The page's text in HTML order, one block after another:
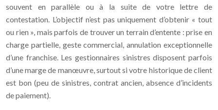
souvent en parallèle ou à la suite de votre lettre de
contestation. L’objectif n’est pas uniquement d’obtenir « tout
ou rien », mais parfois de trouver un terrain d’entente : prise en
charge partielle, geste commercial, annulation exceptionnelle
d’une franchise. Les gestionnaires sinistres disposent parfois
d’une marge de manœuvre, surtout si votre historique de client
est bon (peu de sinistres, contrat ancien, absence d’incidents
de paiement).